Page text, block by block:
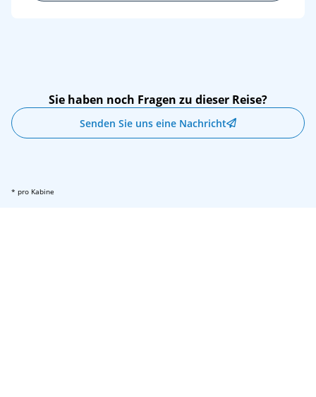
Sie haben noch Fragen zu dieser Reise?
Senden Sie uns eine Nachricht
* pro Kabine